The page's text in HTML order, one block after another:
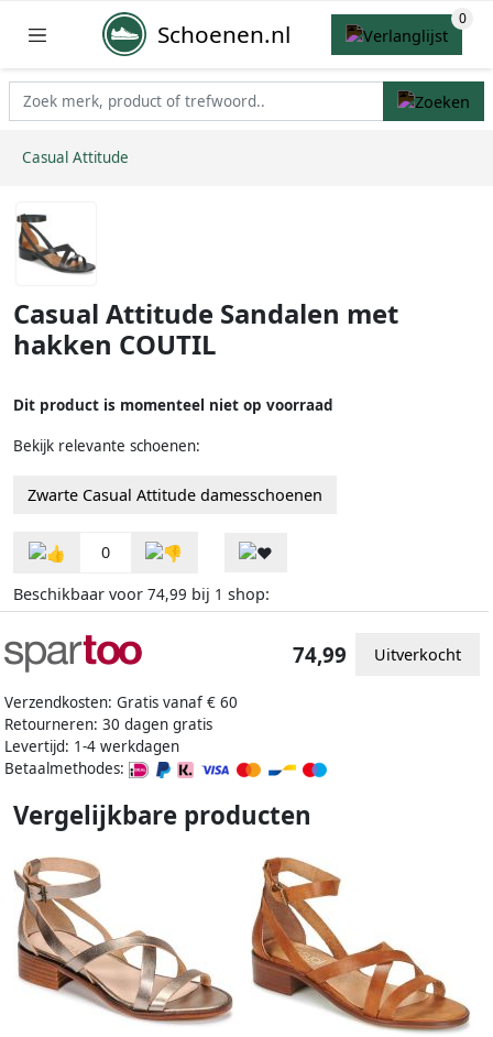
Schoenen.nl
Casual Attitude
Casual Attitude Sandalen met
hakken COUTIL
Dit product is momenteel niet op voorraad
Bekijk relevante schoenen:
Zwarte Casual Attitude damesschoenen
0
Beschikbaar voor 74,99 bij 1 shop:
Verzendkosten: Gratis vanaf € 60
Retourneren: 30 dagen gratis
Levertijd: 1-4 werkdagen
Betaalmethodes:
74,99 Uitverkocht
Vergelijkbare producten